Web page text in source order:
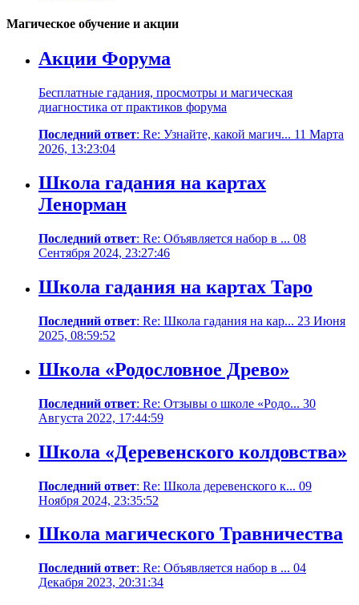
Магическое обучение и акции
Акции Форума
Бесплатные гадания, просмотры и магическая
диагностика от практиков форума
Последний ответ: Re: Узнайте, какой магич... 11 Марта
2026, 13:23:04
Школа гадания на картах
Ленорман
Последний ответ: Re: Объявляется набор в ... 08
Сентября 2024, 23:27:46
Школа гадания на картах Таро
Последний ответ: Re: Школа гадания на кар... 23 Июня
2025, 08:59:52
Школа «Родословное Древо»
Последний ответ: Re: Отзывы о школе «Родо... 30
Августа 2022, 17:44:59
Школа «Деревенского колдовства»
Последний ответ: Re: Школа деревенского к... 09
Ноября 2024, 23:35:52
Школа магического Травничества
Последний ответ: Re: Объявляется набор в ... 04
Декабря 2023, 20:31:34